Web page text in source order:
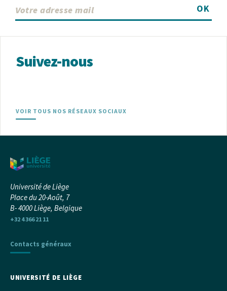
OK
Suivez-nous
VOIR TOUS NOS RÉSEAUX SOCIAUX
Université de Liège
Place du 20-Août, 7
B- 4000 Liège, Belgique
+32 4 366 21 11
Contacts généraux
UNIVERSITÉ DE LIÈGE